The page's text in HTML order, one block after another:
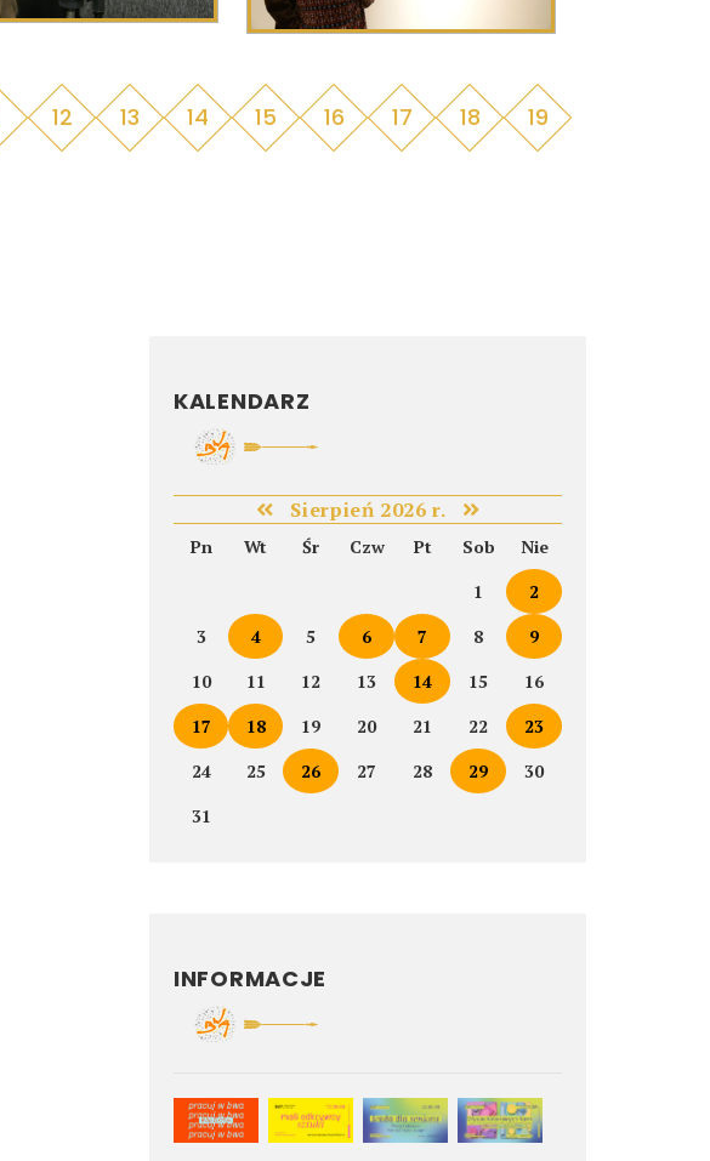
12 13 14 15 16 17 18 19
KALENDARZ
Sierpień 2026 r.
Pn Wt Śr Czw Pt Sob
Nie
1
2
3
4 5 6 7 8
9
10
11 12 13 14 15
16
17
18 19 20 21 22
23
24
25 26 27 28 29
30
31
INFORMACJE